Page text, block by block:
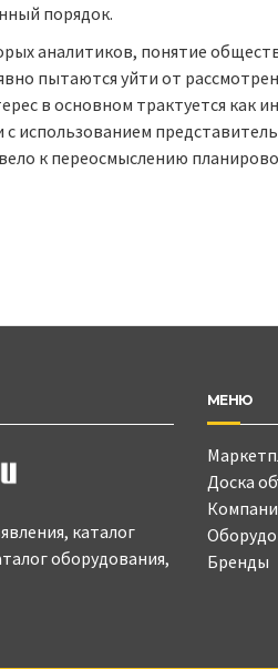
порядок.
аналитиков, понятие
пытаются уйти от
в основном трактуется как
использованием
к переосмыслению
каталог
оборудования,
МЕНЮ
Доска
Бренды